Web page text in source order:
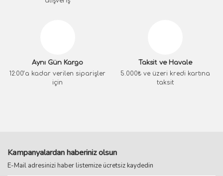
Aynı Gün Kargo
12:00’a kadar verilen siparişler
için
Taksit ve Havale
5.000₺ ve üzeri kredi kartına
taksit
Kampanyalardan haberiniz olsun
E-Mail adresinizi haber listemize ücretsiz kaydedin